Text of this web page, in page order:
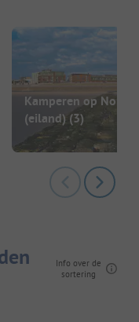
Kamperen op
(eiland) (3)
Info over de
sortering